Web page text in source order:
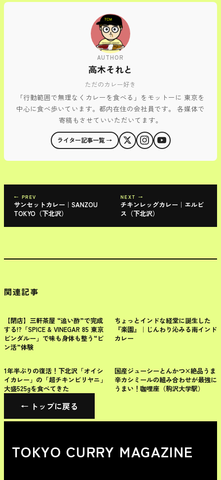
AUTHOR
高木それと
ただのカレー好き
「行動範囲で無理なくカレーを食べる」をモットーに 東京を
中心に食べ歩いています。都内在住の会社員です。 各媒体で
寄稿もさせていいただいてます。
ライター記事一覧 →
← PREV
サンセットカレー｜SANZOU
TOKYO（下北沢）
NEXT →
チキンレッグカレー｜エルビ
ス（下北沢）
関連記事
世田谷区
【閉店】三軒茶屋 “追い酢”で完成
する!?「SPICE & VINEGAR 85 東京
ビンダルー」で味も身体も整う“ビ
ン活”体験
世田谷区
ちょっとインドな経堂に誕生した
『楽園』｜じんわり沁みる南インド
カレー
世田谷区
1年半ぶりの復活！下北沢「オイシ
イカレー」の「超チキンビリヤニ」
大盛525gを食べてきた
世田谷区
国産ジューシーとんかつ×絶品うま
辛カシミールの組み合わせが最強に
うまい！咖哩座（駒沢大学駅）
← トップに戻る
TOKYO CURRY MAGAZINE